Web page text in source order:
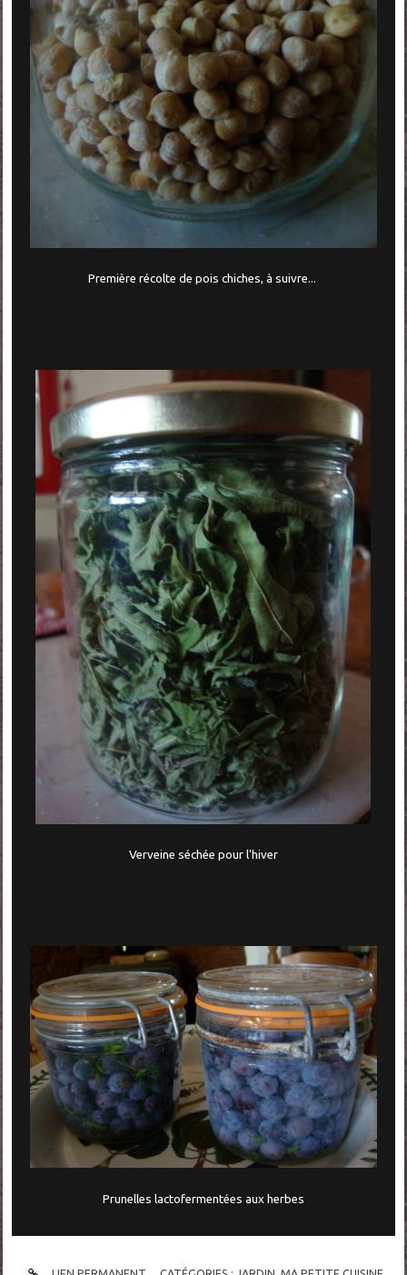
Première récolte de pois chiches, à suivre...
Verveine séchée pour l'hiver
Prunelles lactofermentées aux herbes